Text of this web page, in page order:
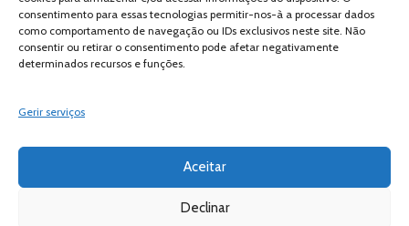
consentimento para essas tecnologias permitir-nos-à a processar dados
como comportamento de navegação ou IDs exclusivos neste site. Não
consentir ou retirar o consentimento pode afetar negativamente
determinados recursos e funções.
Gerir serviços
Aceitar
Declinar
Spam, apenas novidades e novos
conteúdos!